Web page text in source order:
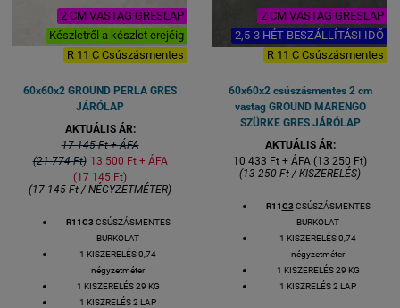
2 CM VASTAG GRESLAP
Készletről a készlet erejéig
R 11 C Csúszásmentes
60x60x2 GROUND PERLA GRES
JÁRÓLAP
AKTUÁLIS ÁR:
17 145 Ft + ÁFA
(21 774 Ft) 13 500 Ft + ÁFA
(17 145 Ft)
(17 145 Ft / NÉGYZETMÉTER)
R11C3 CSÚSZÁSMENTES
BURKOLAT
1 KISZERELÉS 0,74
négyzetméter
1 KISZERELÉS 29 KG
1 KISZRELÉS 2 LAP
2 CM VASTAG GRESLAP
2,5-3 HÉT BESZÁLLÍTÁSI IDŐ
R 11 C Csúszásmentes
60x60x2 csúszásmentes 2 cm
vastag GROUND MARENGO
SZÜRKE GRES JÁRÓLAP
AKTUÁLIS ÁR:
10 433 Ft + ÁFA (13 250 Ft)
(13 250 Ft / KISZERELÉS)
R11C3 CSÚSZÁSMENTES
BURKOLAT
1 KISZERELÉS 0,74
négyzetméter
1 KISZERELÉS 29 KG
1 KISZRELÉS 2 LAP